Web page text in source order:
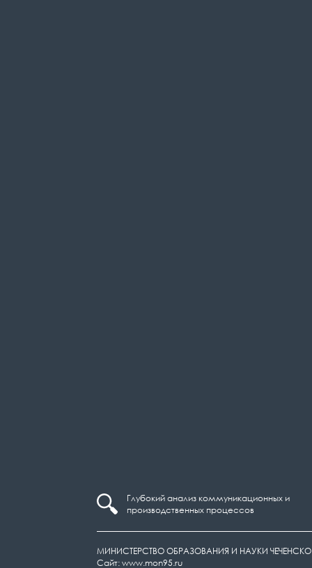
Глубокий анализ коммуникационных и
производственных процессов
МИНИСТЕРСТВО ОБРАЗОВАНИЯ И НАУКИ
Сайт: www.mon95.ru